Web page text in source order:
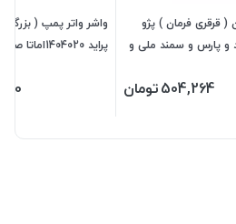
قرقری فرمان ) پژو
و پارس و سمند ملی و
504,264تومان
واشر واتر پمپ (
پراید 1404020اماتا صمد